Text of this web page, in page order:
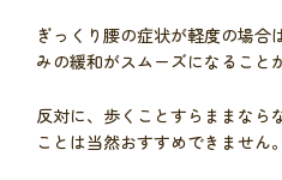
ぎっくり腰の症状が軽度の場合
みの緩和がスムーズになること
反対に、歩くことすらままなら
ことは当然おすすめできません。